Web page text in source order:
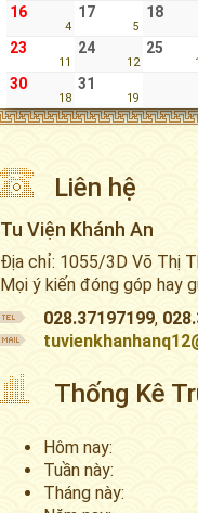
16
4
17
5
18
23
11
24
12
25
30
18
31
19
Liên hệ
Tu Viện Khánh An
Địa chỉ: 1055/3D Võ Thị
Mọi ý kiến đóng góp hay
028.37197199,
Thống Kê
Hôm nay:
Tuần này:
Tháng này: